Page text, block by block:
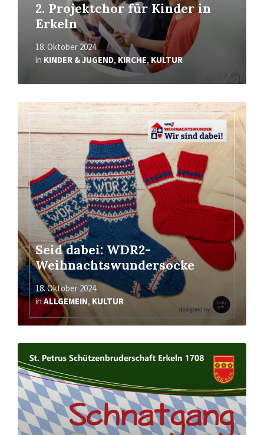
2. Projektchor für Kinder in
Erkeln
18. Oktober 2024
in KINDER & JUGEND, KIRCHE, KULTUR
Seid dabei: WDR2-
Weihnachtswundersocke
18. Oktober 2024
inALLGEMEIN, KULTUR
Mehr
erfahren
Mehr
erfahren